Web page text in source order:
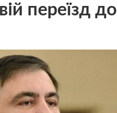
переїзд